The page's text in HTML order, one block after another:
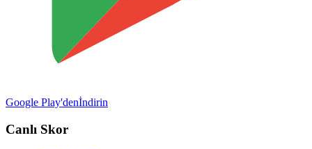
Google Play'denİndirin
Canlı Skor